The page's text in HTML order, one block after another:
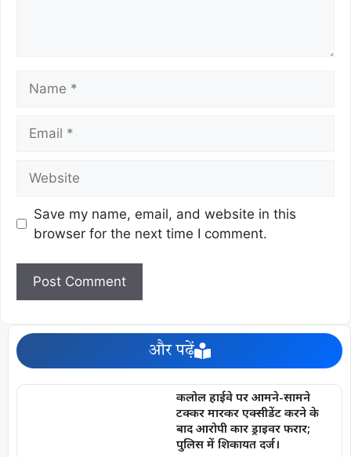
Save my name, email, and website in this
browser for the next time I comment.
और पढ़ें
कलोल हाईवे पर आमने-सामने
टक्कर मारकर एक्सीडेंट करने के
बाद आरोपी कार ड्राइवर फरार;
पुलिस में शिकायत दर्ज।